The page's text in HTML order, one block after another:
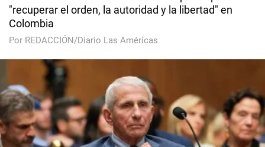
"recuperar el orden, la autoridad y la libertad" en
Colombia
Por REDACCIÓN/Diario Las Américas